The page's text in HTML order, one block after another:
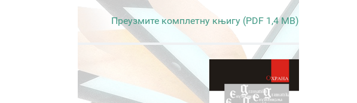
Преузмите комплетну књигу (PDF 1,4 MB)